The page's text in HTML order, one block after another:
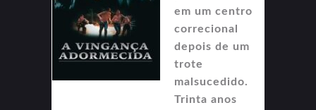
em um centro
correcional
depois de um
trote
malsucedido.
Trinta anos